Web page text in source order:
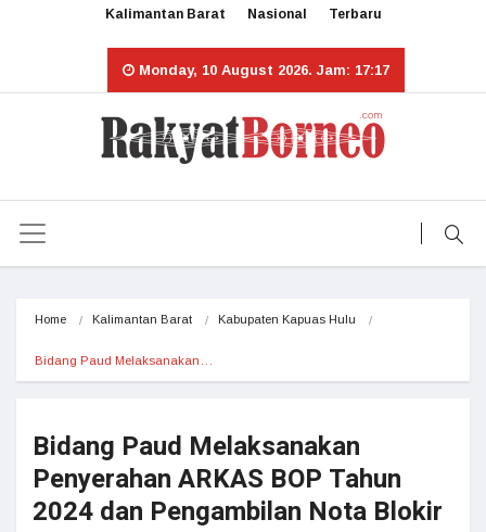
Kalimantan Barat Nasional Terbaru
Monday, 10 August 2026. Jam: 17:17
Home Kalimantan Barat Kabupaten Kapuas Hulu
Bidang Paud Melaksanakan…
Bidang Paud Melaksanakan
Penyerahan ARKAS BOP Tahun
2024 dan Pengambilan Nota Blokir